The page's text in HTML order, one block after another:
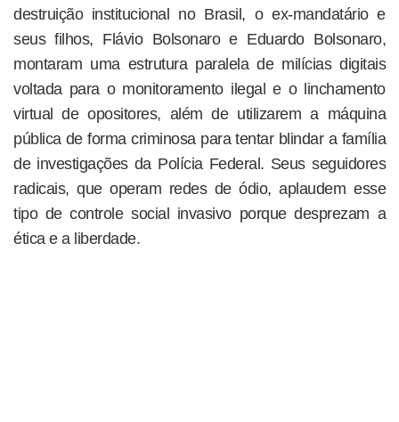
destruição institucional no Brasil, o ex-mandatário e
seus filhos, Flávio Bolsonaro e Eduardo Bolsonaro,
montaram uma estrutura paralela de milícias digitais
voltada para o monitoramento ilegal e o linchamento
virtual de opositores, além de utilizarem a máquina
pública de forma criminosa para tentar blindar a família
de investigações da Polícia Federal. Seus seguidores
radicais, que operam redes de ódio, aplaudem esse
tipo de controle social invasivo porque desprezam a
ética e a liberdade.